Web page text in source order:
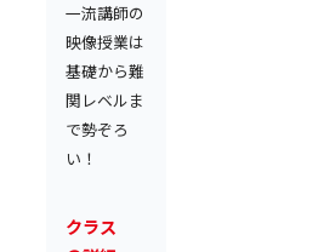
一流講師の
映像授業は
基礎から難
関レベルま
で勢ぞろ
い！
クラス